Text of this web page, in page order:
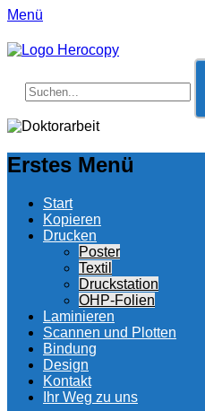
Menü
für:
Erstes Menü
Zum
Inhalt:
Start
Kopieren
Drucken
Poster
Textil
Druckstation
OHP-Folien
Laminieren
Scannen und Plotten
Bindung
Design
Kontakt
Ihr Weg zu uns